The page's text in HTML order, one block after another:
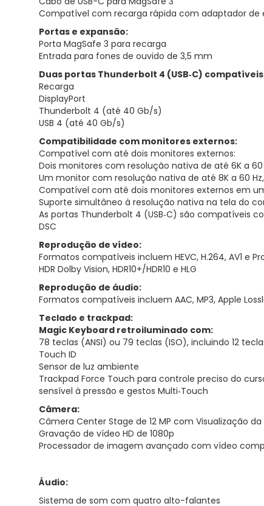
Compatível com recarga rápida com adaptador de
Portas e expansão:
Porta MagSafe 3 para recarga
Entrada para fones de ouvido de 3,5 mm
Duas portas Thunderbolt 4 (USB‑C)
Recarga
DisplayPort
Thunderbolt 4 (até 40 Gb/s)
USB 4 (até 40 Gb/s)
Compatibilidade com monitores externos:
Compatível com até dois monitores externos:
Dois monitores com resolução nativa de até 6K a 60
Um monitor com resolução nativa de até 8K a 60 Hz,
Compatível com até dois monitores externos em
Suporte simultâneo à resolução nativa na tela do
As portas Thunderbolt 4 (USB‑C) são compatíveis
DSC
Reprodução de vídeo:
Formatos compatíveis incluem HEVC, H.264, AV1 e
HDR Dolby Vision, HDR10+/HDR10 e HLG
Reprodução de áudio:
Formatos compatíveis incluem AAC, MP3, Apple
Teclado e trackpad:
Magic Keyboard retroiluminado com:
78 teclas (ANSI) ou 79 teclas (ISO), incluindo 12
Touch ID
Sensor de luz ambiente
Trackpad Force Touch para controle preciso do
sensível à pressão e gestos Multi‑Touch
Câmera:
Câmera Center Stage de 12 MP com Visualização da
Gravação de vídeo HD de 1080p
Processador de imagem avançado com vídeo
Áudio:
Sistema de som com quatro alto-falantes